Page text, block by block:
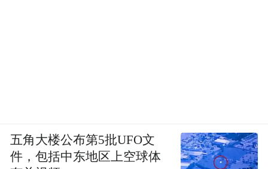
五角大楼公布第5批UFO文
件，包括中东地区上空球体